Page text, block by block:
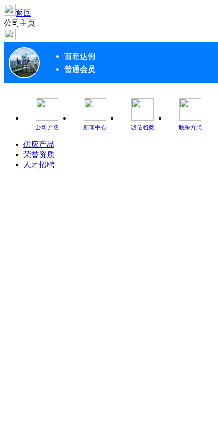
返回
公司主页
百旺达例
普通会员
公司介绍 新闻中心 诚信档案 联系方式
供应产品
荣誉资质
人才招聘